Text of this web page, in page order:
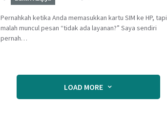
Pernahkah ketika Anda memasukkan kartu SIM ke HP, tapi
malah muncul pesan “tidak ada layanan?” Saya sendiri
pernah…
LOAD MORE